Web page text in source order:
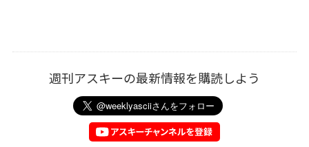
週刊アスキーの最新情報を購読しよう